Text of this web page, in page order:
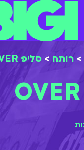
> רותח > סליפ OVER